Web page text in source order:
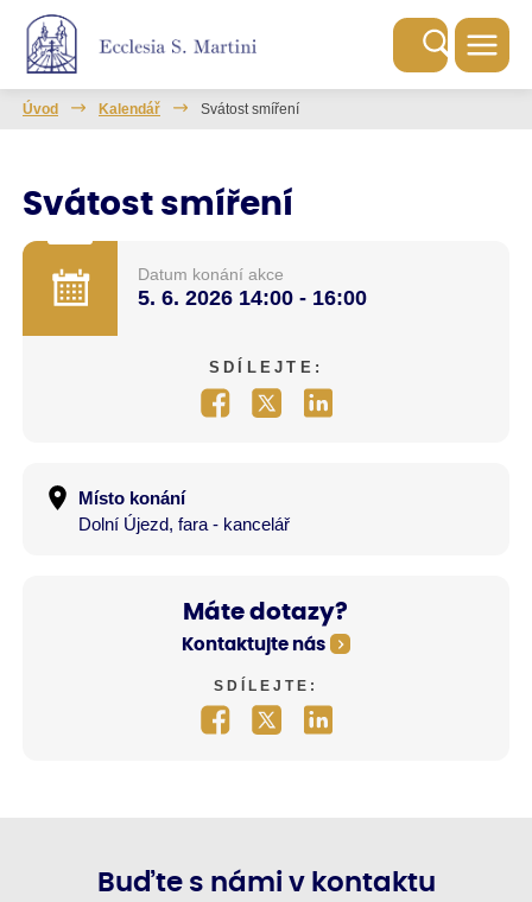
Úvod Kalendář Svátost smíření
Svátost smíření
Datum konání akce
5. 6. 2026 14:00 - 16:00
SDÍLEJTE:
Místo konání
Dolní Újezd, fara - kancelář
Máte dotazy?
Kontaktujte nás
SDÍLEJTE:
Buďte s námi v kontaktu